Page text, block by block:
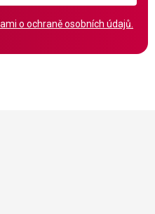
o ochraně osobních údajů.